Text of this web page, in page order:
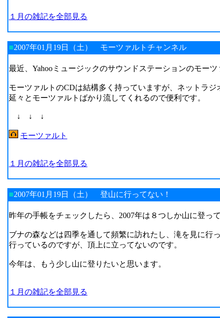
１月の雑記を全部見る
■2007年01月19日（土） モーツァルトチャンネル
最近、Yahooミュージックのサウンドステーションのモー
モーツァルトのCDは結構多く持っていますが、ネットラ
延々とモーツァルトばかり流してくれるので便利です。
↓ ↓ ↓
モーツァルト
１月の雑記を全部見る
■2007年01月19日（土） 登山に行ってない！
昨年の手帳をチェックしたら、2007年は８つしか山に登っ
ブナの森などは四季を通して頻繁に訪れたし、滝を見に行
行っているのですが、頂上に立ってないのです。
今年は、もう少し山に登りたいと思います。
１月の雑記を全部見る